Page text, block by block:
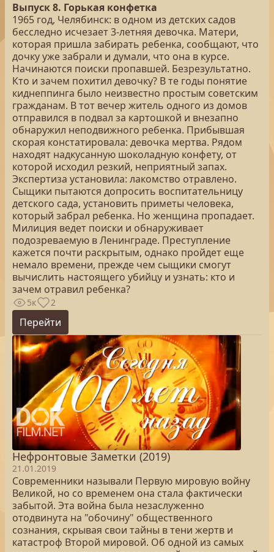
Выпуск 8. Горькая конфетка
1965 год, Челябинск: в одном из детских садов
бесследно исчезает 3-летняя девочка. Матери,
которая пришла забирать ребенка, сообщают, что
дочку уже забрали и думали, что она в курсе.
Начинаются поиски пропавшей. Безрезультатно.
Кто и зачем похитил девочку? В те годы понятие
киднеппинга было неизвестно простым советским
гражданам. В тот вечер житель одного из домов
отправился в подвал за картошкой и внезапно
обнаружил неподвижного ребенка. Прибывшая
скорая констатировала: девочка мертва. Рядом
находят надкусанную шоколадную конфету, от
которой исходил резкий, неприятный запах.
Экспертиза установила: лакомство отравлено.
Сыщики пытаются допросить воспитательницу
детского сада, установить приметы человека,
который забрал ребенка. Но женщина пропадает.
Милиция ведет поиски и обнаруживает
подозреваемую в Ленинграде. Преступление
кажется почти раскрытым, однако пройдет еще
немало времени, прежде чем сыщики смогут
вычислить настоящего убийцу и узнать: кто и
зачем отравил ребенка?
5к 2
Перейти
Нефронтовые Заметки (2019)
21.01.2019
Современники называли Первую мировую войну
Великой, но со временем она стала фактически
забытой. Эта война была незаслуженно
отодвинута на "обочину" общественного
сознания, скрывая свои тайны в тени жертв и
катастроф Второй мировой. Об одной из самых